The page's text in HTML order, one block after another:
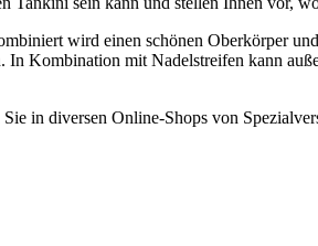
wird einen schönen Oberkörper
Kombination mit Nadelstreifen kann
in diversen Online-Shops von